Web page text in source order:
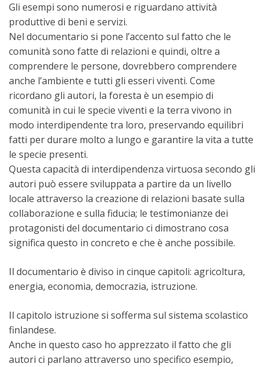
Gli esempi sono numerosi e riguardano attività
produttive di beni e servizi.
Nel documentario si pone l’accento sul fatto che le
comunità sono fatte di relazioni e quindi, oltre a
comprendere le persone, dovrebbero comprendere
anche l’ambiente e tutti gli esseri viventi. Come
ricordano gli autori, la foresta è un esempio di
comunità in cui le specie viventi e la terra vivono in
modo interdipendente tra loro, preservando equilibri
fatti per durare molto a lungo e garantire la vita a tutte
le specie presenti.
Questa capacità di interdipendenza virtuosa secondo gli
autori può essere sviluppata a partire da un livello
locale attraverso la creazione di relazioni basate sulla
collaborazione e sulla fiducia; le testimonianze dei
protagonisti del documentario ci dimostrano cosa
significa questo in concreto e che è anche possibile.
Il documentario è diviso in cinque capitoli: agricoltura,
energia, economia, democrazia, istruzione.
Il capitolo istruzione si sofferma sul sistema scolastico
finlandese.
Anche in questo caso ho apprezzato il fatto che gli
autori ci parlano attraverso uno specifico esempio,